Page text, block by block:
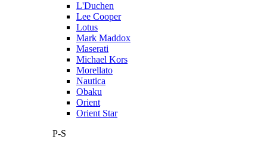
L'Duchen
Lee Cooper
Lotus
Mark Maddox
Maserati
Michael Kors
Morellato
Nautica
Obaku
Orient
Orient Star
P-S